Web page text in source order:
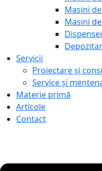
Masini
Masini
Servicii
Proiectare și
Service și
Materie primă
Articole
Contact